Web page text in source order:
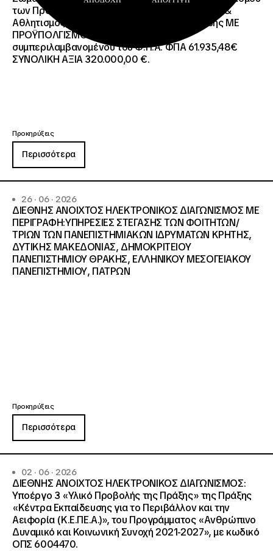
των Προγραμμάτων Erasmus+/Τομέας Νεολαία &
Αθλητισμός και Ευρωπαϊκό Σώμα Αλληλεγγύης ΜΕ
ΠΡΟΫΠΟΛΓΙΣΜΟ:258.064,52 € μη
συμπεριλαμβανομένου του Φ.Π.Α. ΦΠΑ 61.935,48€
ΣΥΝΟΛΙΚΗ ΑΞΙΑ 320.000,00 €.
Προκηρύξεις
Περισσότερα
26 · 06 · 2026
ΔΙΕΘΝΗΣ ΑΝΟΙΧΤΟΣ ΗΛΕΚΤΡΟΝΙΚΟΣ ΔΙΑΓΩΝΙΣΜΟΣ ΜΕ
ΠΕΡΙΓΡΑΦΗ:ΥΠΗΡΕΣΙΕΣ ΣΤΕΓΑΣΗΣ ΤΩΝ ΦΟΙΤΗΤΩΝ/
ΤΡΙΩΝ ΤΩΝ ΠΑΝΕΠΙΣΤΗΜΙΑΚΩΝ ΙΔΡΥΜΑΤΩΝ KΡΗΤΗΣ,
ΔΥΤΙΚΗΣ ΜΑΚΕΔΟΝΙΑΣ, ΔΗΜΟΚΡΙΤΕΙΟΥ
ΠΑΝΕΠΙΣΤΗΜΙΟΥ ΘΡΑΚΗΣ, ΕΛΛΗΝΙΚΟΥ ΜΕΣΟΓΕΙΑΚΟΥ
ΠΑΝΕΠΙΣΤΗΜΙΟΥ, ΠΑΤΡΩΝ
Προκηρύξεις
Περισσότερα
02 · 06 · 2026
ΔΙΕΘΝΗΣ ΑΝΟΙΧΤΟΣ ΗΛΕΚΤΡΟΝΙΚΟΣ ΔΙΑΓΩΝΙΣΜΟΣ:
Υποέργο 3 «Υλικό Προβολής της Πράξης» της Πράξης
«Κέντρα Εκπαίδευσης για το Περιβάλλον και την
Αειφορία (Κ.Ε.ΠΕ.Α.)», του Προγράμματος «Ανθρώπινο
Δυναμικό και Κοινωνική Συνοχή 2021-2027», με κωδικό
ΟΠΣ 6004470.